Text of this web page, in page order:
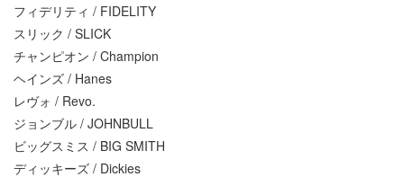
フィデリティ / FIDELITY
スリック / SLICK
チャンピオン / Champion
ヘインズ / Hanes
レヴォ / Revo.
ジョンブル / JOHNBULL
ビッグスミス / BIG SMITH
ディッキーズ / Dickies